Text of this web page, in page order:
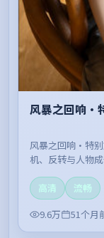
风暴之回响·
风暴之回响·特
机、反转与人物
高清
流畅
9.6万
51个月